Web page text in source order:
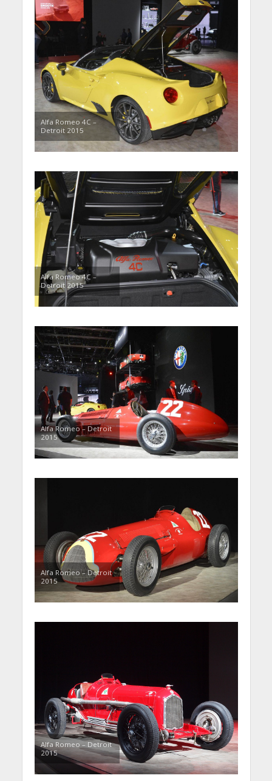
Alfa Romeo 4C –
Detroit 2015
Alfa Romeo 4C –
Detroit 2015
Alfa Romeo – Detroit
2015
Alfa Romeo – Detroit
2015
Alfa Romeo – Detroit
2015